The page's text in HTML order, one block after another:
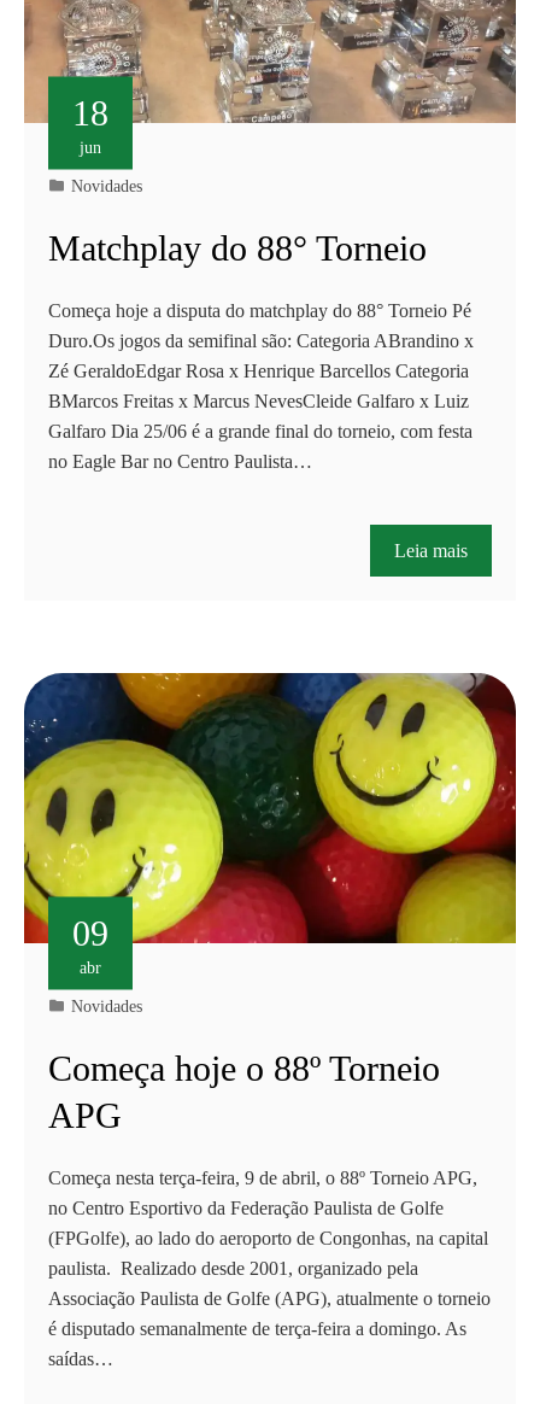
18
jun
Novidades
Matchplay do 88° Torneio
Começa hoje a disputa do matchplay do 88° Torneio Pé
Duro.Os jogos da semifinal são: Categoria ABrandino x
Zé GeraldoEdgar Rosa x Henrique Barcellos Categoria
BMarcos Freitas x Marcus NevesCleide Galfaro x Luiz
Galfaro Dia 25/06 é a grande final do torneio, com festa
no Eagle Bar no Centro Paulista…
Leia mais
09
abr
Novidades
Começa hoje o 88º Torneio
APG
Começa nesta terça-feira, 9 de abril, o 88º Torneio APG,
no Centro Esportivo da Federação Paulista de Golfe
(FPGolfe), ao lado do aeroporto de Congonhas, na capital
paulista. Realizado desde 2001, organizado pela
Associação Paulista de Golfe (APG), atualmente o torneio
é disputado semanalmente de terça-feira a domingo. As
saídas…